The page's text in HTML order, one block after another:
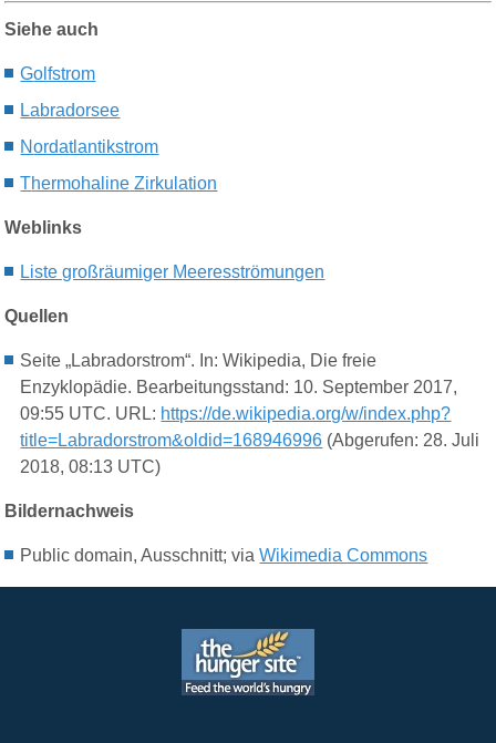
Siehe auch
Golfstrom
Labradorsee
Nordatlantikstrom
Thermohaline Zirkulation
Weblinks
Liste großräumiger Meeresströmungen
Quellen
Seite „Labradorstrom“. In: Wikipedia, Die freie
Enzyklopädie. Bearbeitungsstand: 10. September 2017,
09:55 UTC. URL: https://de.wikipedia.org/w/index.php?
title=Labradorstrom&oldid=168946996 (Abgerufen: 28. Juli
2018, 08:13 UTC)
Bildernachweis
Public domain, Ausschnitt; viaWikimedia Commons